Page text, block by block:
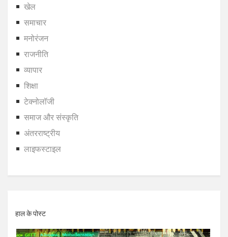
खेल
समाचार
मनोरंजन
राजनीति
व्यापार
शिक्षा
टेक्नोलॉजी
समाज और संस्कृति
अंतरराष्ट्रीय
लाइफस्टाइल
हाल के पोस्ट